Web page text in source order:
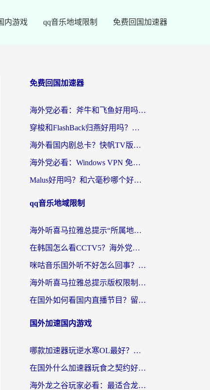
内游戏 qq音乐地域限制 免费回国加速器
免费回国加速器
海外党必看：斧牛和飞鱼好用吗？3步选对回国加速器，无缝刷剧玩国服
穿梭和FlashBack归燕好用吗？海外党亲测3款热门回国加速器，教你选对不踩坑
海外看国内剧总卡？快帆TV版VPN好用吗？和快滚VPN对比哪个回国效果更好？
海外党必看：Windows VPN 免费？别踩坑！教你选对好用的国内加速器无缝回国
Malus好用吗？和六毫秒哪个好？海外党选回国加速器的避坑指南
qq音乐地域限制
海外听喜马拉雅总提示“所属地区暂时无版权”？这个限制解除方法亲测有效！
在韩国怎么看CCTV5？海外党体育赛事+中文解说观看终极指南
咪咕音乐国外听不好怎么回事？海外党听歌自由的终极解决方案来了
海外听喜马拉雅总提示版权限制？3步解决+2个音乐平台问题全攻略
在国外如何看国内直播节目？留学生亲测有效的追剧加速指南
国外加速国内游戏
哪款加速器玩逆水寒OL最好？海外党实测后的终极选择指南
在国外什么加速器玩食之契约好用？海外党亲测有效的国服游戏加速指南
海外龙之谷玩家必看：最适合龙之谷的加速器，解决延迟卡顿还能畅玩幻书启示录和梦幻西游？